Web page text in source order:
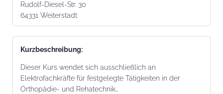
Rudolf-Diesel-Str. 30
64331 Weiterstadt
Kurz­beschrei­bung:
Dieser Kurs wendet sich ausschließlich an
Elektrofachkräfte für festgelegte Tätigkeiten in der
Orthopädie- und Rehatechnik…